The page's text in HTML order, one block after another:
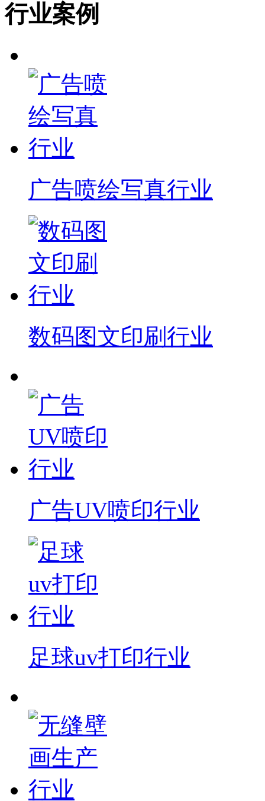
行业案例
广告喷绘写真行业
数码图文印刷行业
广告UV喷印行业
足球uv打印行业